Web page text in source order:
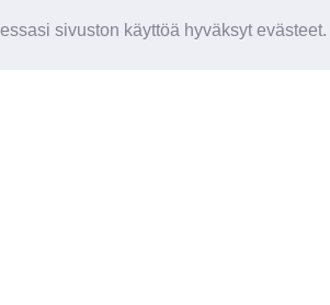
sivuston käyttöä hyväksyt evästeet.